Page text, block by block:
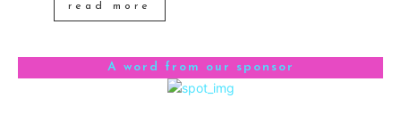
read more
A word from our sponsor